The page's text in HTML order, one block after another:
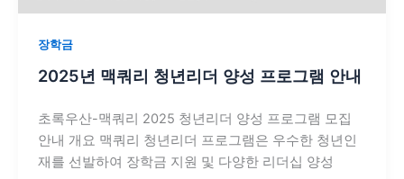
장학금
2025년 맥쿼리 청년리더 양성 프로그램 안내
초록우산-맥쿼리 2025 청년리더 양성 프로그램 모집
안내 개요 맥쿼리 청년리더 프로그램은 우수한 청년인
재를 선발하여 장학금 지원 및 다양한 리더십 양성